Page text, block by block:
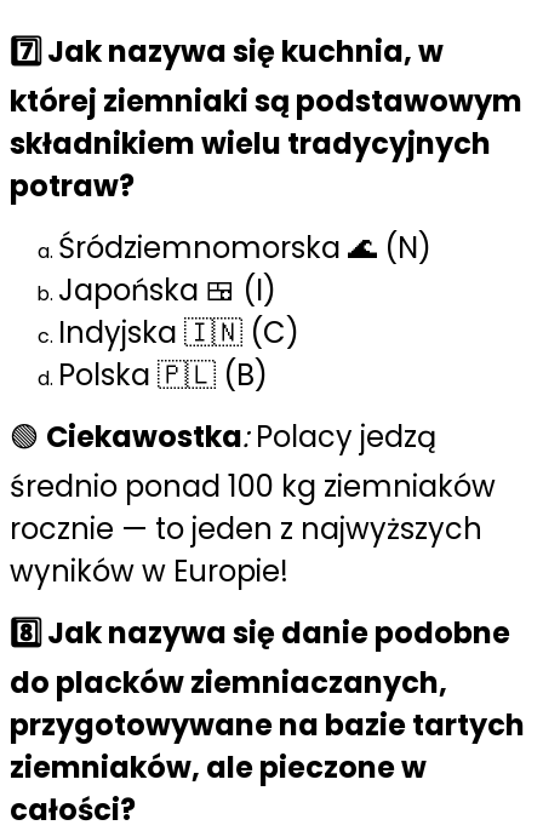
7️⃣ Jak nazywa się kuchnia, w
której ziemniaki są podstawowym
składnikiem wielu tradycyjnych
potraw?
Śródziemnomorska 🌊 (N)
Japońska 🍱 (I)
Indyjska 🇮🇳 (C)
Polska 🇵🇱 (B)
🟢 Ciekawostka:Polacy jedzą
średnio ponad 100 kg ziemniaków
rocznie — to jeden z najwyższych
wyników w Europie!
8️⃣ Jak nazywa się danie podobne
do placków ziemniaczanych,
przygotowywane na bazie tartych
ziemniaków, ale pieczone w
całości?